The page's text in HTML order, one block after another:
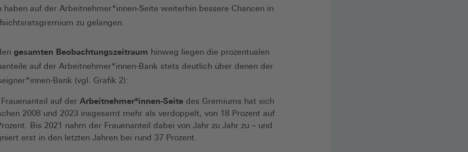
haben auf der Arbeitnehmer*innen-Seite weiterhin bessere Chancen in
zu gelangen.
gesamten Beobachtungszeitraum hinweg liegen die prozentualen
auf der Arbeitnehmer*innen-Bank stets deutlich über denen der
Bank (vgl. Grafik 2):
Frauenanteil auf der Arbeitnehmer*innen-Seite des Gremiums hat sich
2008 und 2023 insgesamt mehr als verdoppelt, von 18 Prozent auf
Bis 2021 nahm der Frauenanteil dabei von Jahr zu Jahr zu – und
erst in den letzten Jahren bei rund 37 Prozent.